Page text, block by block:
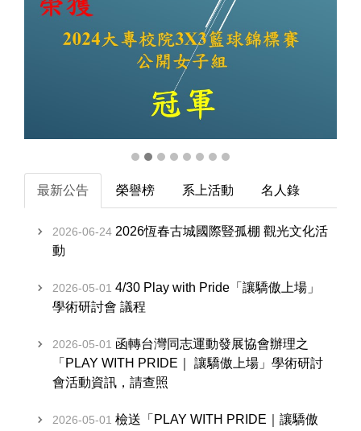
最新公告 榮譽榜 系上活動 名人錄
2026-06-24 2026恆春古城國際豎孤棚 觀光文化活
動
2026-05-01 4/30 Play with Pride「讓驕傲上場」
學術研討會 議程
2026-05-01 函轉台灣同志運動發展協會辦理之
「PLAY WITH PRIDE｜ 讓驕傲上場」學術研討
會活動資訊，請查照
2026-05-01 檢送「PLAY WITH PRIDE｜讓驕傲